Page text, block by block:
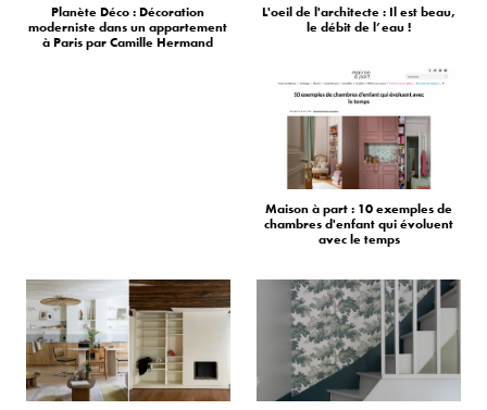
Planète Déco : Décoration
moderniste dans un appartement
à Paris par Camille Hermand
L'oeil de l'architecte : Il est beau,
le débit de l’eau !
Maison à part : 10 exemples de
chambres d'enfant qui évoluent
avec le temps